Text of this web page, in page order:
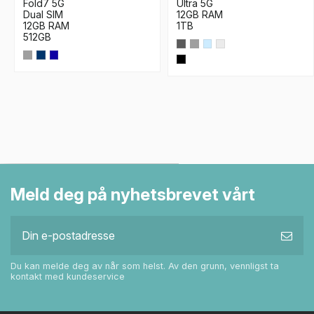
Fold7 5G
Dual SIM
12GB RAM
512GB
Ultra 5G
12GB RAM
1TB
Meld deg på nyhetsbrevet vårt
Du kan melde deg av når som helst. Av den grunn, vennligst ta
kontakt med kundeservice